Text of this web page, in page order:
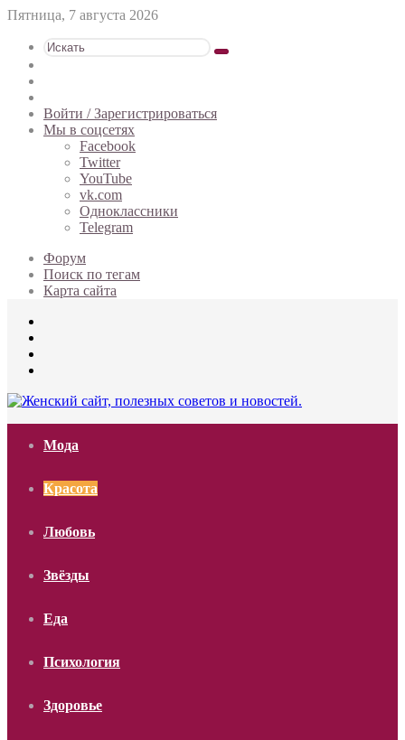
Пятница, 7 августа 2026
Искать
статья
Войти / Зарегистрироваться
Мы в соцсетях
Facebook
Twitter
YouTube
vk.com
Одноклассники
Telegram
Форум
Поиск по тегам
Карта сайта
Мода
Красота
Любовь
Звёзды
Еда
Психология
Здоровье